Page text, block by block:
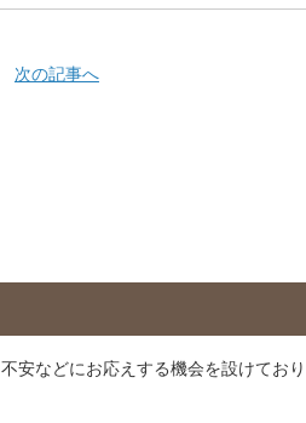
次の記事へ
安などにお応えする機会を設けてお